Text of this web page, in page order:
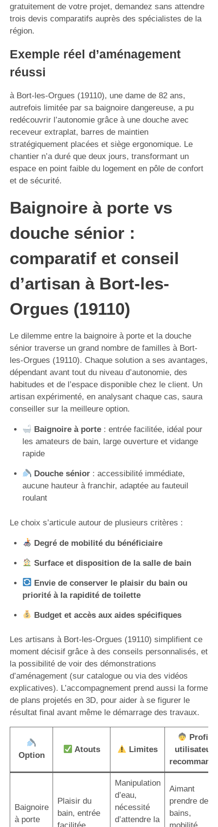
gratuitement de votre projet, demandez sans attendre
trois devis comparatifs auprès des spécialistes de la
région.
Exemple réel d’aménagement
réussi
à Bort-les-Orgues (19110), une dame de 82 ans,
autrefois limitée par sa baignoire dangereuse, a pu
redécouvrir l’autonomie grâce à une douche avec
receveur extraplat, barres de maintien
stratégiquement placées et siège ergonomique. Le
chantier n’a duré que deux jours, transformant un
espace en point faible du logement en pôle de confort
et de sécurité.
Baignoire à porte vs
douche sénior :
comparatif et conseil
d’artisan à Bort-les-
Orgues (19110)
Le dilemme entre la baignoire à porte et la douche
sénior traverse un grand nombre de familles à Bort-
les-Orgues (19110). Chaque solution a ses avantages,
dépendant avant tout du niveau d’autonomie, des
habitudes et de l’espace disponible chez le client. Un
artisan expérimenté, en analysant chaque cas, saura
conseiller sur la meilleure option.
Baignoire à porte: entrée facilitée, idéal pour
les amateurs de bain, large ouverture et vidange
rapide
Douche sénior: accessibilité immédiate,
aucune hauteur à franchir, adaptée au fauteuil
roulant
Le choix s’articule autour de plusieurs critères :
Degré de mobilité du bénéficiaire
Surface et disposition de la salle de bain
Envie de conserver le plaisir du bain ou
priorité à la rapidité de toilette
Budget et accès aux aides spécifiques
Les artisans à Bort-les-Orgues (19110) simplifient ce
moment décisif grâce à des conseils personnalisés, et
la possibilité de voir des démonstrations
d’aménagement (sur catalogue ou via des vidéos
explicatives). L’accompagnement prend aussi la forme
de plans projetés en 3D, pour aider à se figurer le
résultat final avant même le démarrage des travaux.
Option
Atouts Limites
Profil
utilisateur
Baignoire
à porte
Plaisir du
bain, entrée
Manipulation
d’eau,
nécessité
d’attendre la
Aimant
prendre des
bains,